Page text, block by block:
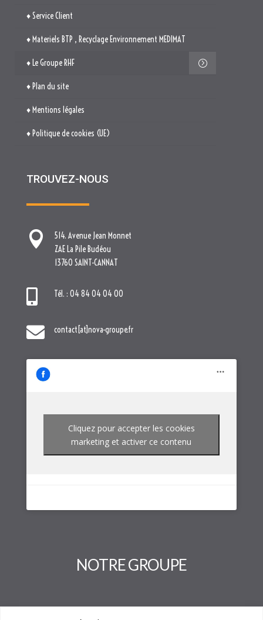
♦ Service Client
♦ Materiels BTP , Recyclage Environnement MEDIMAT
♦ Le Groupe RHF
♦ Plan du site
♦ Mentions légales
♦ Politique de cookies (UE)
TROUVEZ-NOUS

514. Avenue Jean Monnet
ZAE La Pile Budéou
13760 SAINT-CANNAT
 Tél. : 04 84 04 04 00
 contact[at]nova-groupe.fr
Cliquez pour accepter les cookies
marketing et activer ce contenu
NOTRE GROUPE